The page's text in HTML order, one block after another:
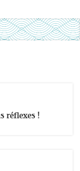
réflexes !